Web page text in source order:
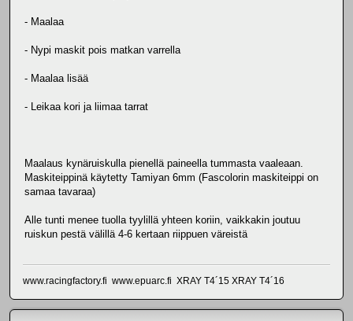
- Maalaa
- Nypi maskit pois matkan varrella
- Maalaa lisää
- Leikaa kori ja liimaa tarrat
Maalaus kynäruiskulla pienellä paineella tummasta vaaleaan.
Maskiteippinä käytetty Tamiyan 6mm (Fascolorin maskiteippi on
samaa tavaraa)
Alle tunti menee tuolla tyylillä yhteen koriin, vaikkakin joutuu
ruiskun pestä välillä 4-6 kertaan riippuen väreistä
www.racingfactory.fi www.epuarc.fi XRAY T4´15 XRAY T4´16